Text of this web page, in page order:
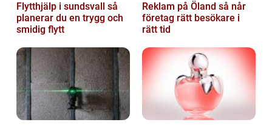
Flytthjälp i sundsvall så
planerar du en trygg och
smidig flytt
Reklam på Öland så når
företag rätt besökare i
rätt tid